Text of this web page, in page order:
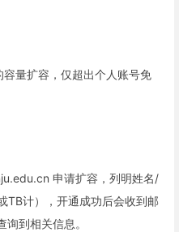
量扩容，仅超出个人账号免
申请扩容，列明姓名/
TB计），开通成功后会收到邮
询到相关信息。